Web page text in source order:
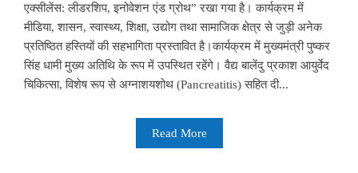
एक्सीलेंस: लीडरशिप, इनोवेशन एंड ग्रोथ” रखा गया है। कार्यक्रम में
मीडिया, शासन, स्वास्थ्य, शिक्षा, उद्योग तथा सामाजिक क्षेत्र से जुड़ी अनेक
प्रतिष्ठित हस्तियों की सहभागिता प्रस्तावित है।कार्यक्रम में मुख्यमंत्री पुष्कर
सिंह धामी मुख्य अतिथि के रूप में उपस्थित रहेंगे। वैद्य बालेंदु प्रकाश आयुर्वेद
चिकित्सा, विशेष रूप से अग्नाशयशोथ (Pancreatitis) सहित दी...
Read More